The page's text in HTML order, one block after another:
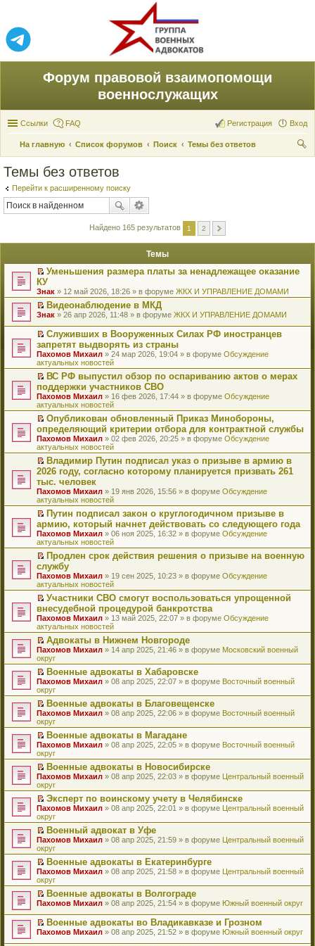
Форум правовой взаимопомощи
военнослужащих
Ссылки FAQ Вход
Регистрация
На главную Список форумов Поиск
Темы без ответов
Темы без ответов
Перейти к расширенному поиску
Найдено 165 результатов 1 2
Темы
П
е
р
е
й
и
к
п
е
р
в
о
м
у
н
е
п
р
о
ч
и
т
а
н
н
о
м
у
с
о
о
б
щ
е
н
и
ю
Уменьшения размера платы за ненадлежащее оказание
КУ
Знак » 12 май 2026, 18:26 » в форуме ЖКХ И УПРАВЛЕНИЕ ДОМАМИ
П
р
е
й
т
и
к
п
е
р
в
о
м
у
н
е
п
р
о
ч
и
т
а
н
н
о
м
у
с
о
о
б
щ
е
н
и
ю
Видеонаблюдение в МКД
Знак » 26 апр 2026, 11:48 » в форуме ЖКХ И УПРАВЛЕНИЕ ДОМАМИ
П
е
р
е
й
т
и
к
п
е
р
в
о
м
у
н
е
п
р
о
ч
и
т
а
н
н
о
м
у
с
о
о
б
щ
е
н
и
ю
Служивших в Вооруженных Силах РФ иностранцев
запретят выдворять из страны
Пахомов Михаил » 24 мар 2026, 19:04 » в форуме Обсуждение
актуальных новостей
П
е
р
е
й
т
и
к
п
е
р
в
о
м
у
н
е
п
р
о
ч
и
т
а
н
н
о
м
у
с
о
о
б
щ
е
н
и
ю
ВС РФ выпустил обзор по оспариванию актов о мерах
поддержки участников СВО
Пахомов Михаил » 16 фев 2026, 17:44 » в форуме Обсуждение
актуальных новостей
П
е
р
е
й
т
и
к
п
е
р
в
о
м
у
н
е
п
р
о
ч
и
т
а
н
н
о
м
у
с
о
о
б
щ
е
н
и
ю
Опубликован обновленный Приказ Минобороны,
определяющий критерии отбора для контрактной службы
Пахомов Михаил » 02 фев 2026, 20:25 » в форуме Обсуждение
актуальных новостей
П
е
р
е
й
т
и
к
п
е
р
в
о
м
у
н
е
п
р
о
ч
и
т
а
н
н
о
м
у
с
о
о
б
щ
е
н
и
ю
Владимир Путин подписал указ о призыве в армию в
2026 году, согласно которому планируется призвать 261
тыс. человек
Пахомов Михаил » 19 янв 2026, 15:56 » в форуме Обсуждение
актуальных новостей
П
е
р
е
й
т
и
к
п
е
р
в
о
м
у
н
е
п
р
о
ч
и
т
а
н
н
о
м
у
с
о
о
б
щ
е
н
и
ю
Путин подписал закон о круглогодичном призыве в
армию, который начнет действовать со следующего года
Пахомов Михаил » 06 ноя 2025, 16:32 » в форуме Обсуждение
актуальных новостей
П
е
р
е
й
т
и
к
п
е
р
в
о
м
у
н
е
п
р
о
ч
и
т
а
н
н
о
м
у
с
о
о
б
щ
е
н
и
ю
Продлен срок действия решения о призыве на военную
службу
Пахомов Михаил » 19 сен 2025, 10:23 » в форуме Обсуждение
актуальных новостей
П
е
р
е
й
т
и
к
п
е
р
в
о
м
у
н
е
п
р
о
ч
и
т
а
н
н
о
м
у
с
о
о
б
щ
е
н
ю
Участники СВО смогут воспользоваться упрощенной
внесудебной процедурой банкротства
Пахомов Михаил » 13 май 2025, 22:07 » в форуме Обсуждение
актуальных новостей
П
е
р
е
й
т
и
к
п
е
р
в
о
м
у
н
е
п
р
о
ч
и
т
а
н
н
о
м
у
с
о
б
щ
е
н
Адвокаты в Нижнем Новгороде
Пахомов Михаил » 14 апр 2025, 21:46 » в форуме Московский военный
округ
П
е
р
е
й
т
и
к
п
е
р
в
о
м
у
н
е
п
р
о
ч
и
т
а
н
н
о
м
у
с
о
Военные адвокаты в Хабаровске
Пахомов Михаил » 08 апр 2025, 22:07 » в форуме Восточный военный
округ
П
е
р
е
й
т
и
к
п
е
р
в
о
м
у
н
е
п
р
о
ч
и
т
а
н
н
о
Военные адвокаты в Благовещенске
Пахомов Михаил » 08 апр 2025, 22:06 » в форуме Восточный военный
округ
П
е
р
е
й
т
и
к
п
е
р
в
о
м
у
н
е
п
р
о
и
т
а
Военные адвокаты в Магадане
Пахомов Михаил » 08 апр 2025, 22:05 » в форуме Восточный военный
округ
П
е
р
е
й
т
и
к
п
е
р
в
о
м
у
н
п
р
о
ч
Военные адвокаты в Новосибирске
Пахомов Михаил » 08 апр 2025, 22:03 » в форуме Центральный военный
округ
П
е
р
е
й
т
и
к
п
е
р
в
о
м
у
н
Эксперт по воинскому учету в Челябинске
Пахомов Михаил » 08 апр 2025, 22:01 » в форуме Центральный военный
округ
П
е
р
е
й
т
и
к
п
е
р
в
Военный адвокат в Уфе
Пахомов Михаил » 08 апр 2025, 21:59 » в форуме Центральный военный
округ
П
е
р
е
й
и
к
п
Военные адвокаты в Екатеринбурге
Пахомов Михаил » 08 апр 2025, 21:58 » в форуме Центральный военный
округ
П
р
е
й
т
Военные адвокаты в Волгограде
Пахомов Михаил » 08 апр 2025, 21:54 » в форуме Южный военный округ
П
Военные адвокаты во Владикавказе и Грозном
Пахомов Михаил » 08 апр 2025, 21:52 » в форуме Южный военный округ